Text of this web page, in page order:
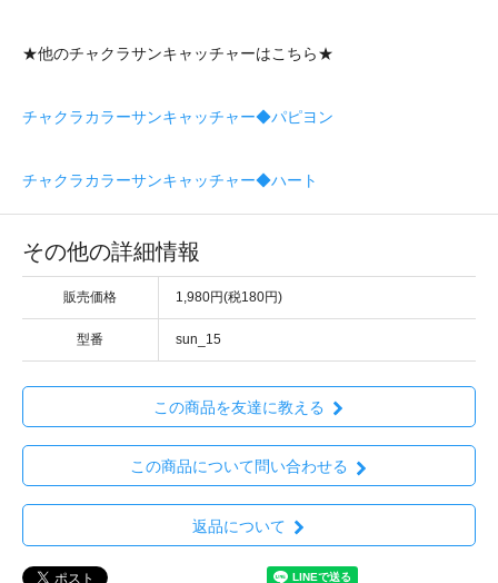
★他のチャクラサンキャッチャーはこちら★
チャクラカラーサンキャッチャー◆パピヨン
チャクラカラーサンキャッチャー◆ハート
その他の詳細情報
販売価格 1,980円(税180円)
型番 sun_15
この商品を友達に教える
この商品について問い合わせる
返品について